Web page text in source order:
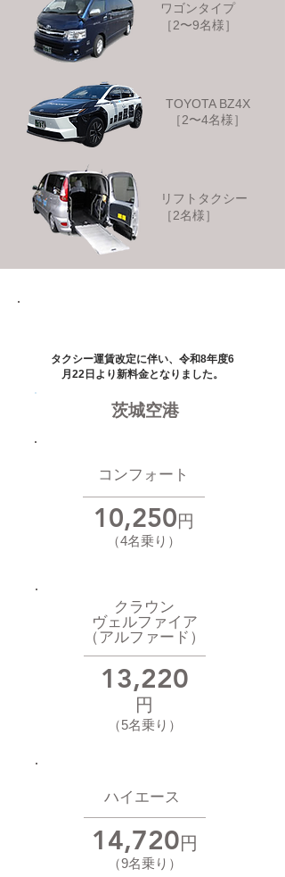
ワゴンタイプ​
［2〜9名様］
TOYOTA BZ4X​
［2〜4名様］
リフトタクシー
​［2名様］
タクシー運賃改定に伴い、令和8年度6
月22日より新料金となりました。
茨城空港
コンフォート
10,250円
（4名乗り）
クラウン
​ヴェルファイア
​（アルファード）
13,220
円
（5名乗り ）
ハイエース
14,720円
（9名乗り）